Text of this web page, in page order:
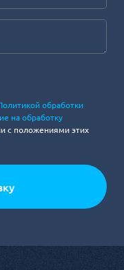
обработки
на обработку
с положениями этих